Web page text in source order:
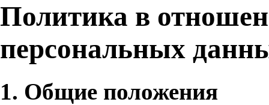
Политика в
персональных
1. Общие положения